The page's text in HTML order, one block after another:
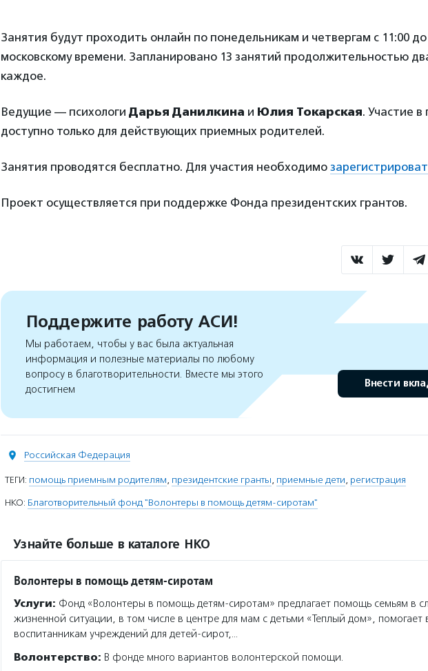
Занятия будут проходить онлайн по понедельникам и четвергам с 11:00 до
московскому времени. Запланировано 13 занятий продолжительностью
каждое.
Ведущие — психологи Дарья Данилкина и Юлия Токарская. Участие в
доступно только для действующих приемных родителей.
Занятия проводятся бесплатно. Для участия необходимо
Проект осуществляется при поддержке Фонда президентских грантов.
Поддержите работу АСИ!
Мы работаем, чтобы у вас была актуальная
информация и полезные материалы по любому
вопросу в благотворительности. Вместе мы этого
достигнем
Внести
Российская Федерация
ТЕГИ: помощь приемным родителям, президентские гранты, приемные дети, регистрация
НКО: Благотворительный фонд "Волонтеры в помощь детям-сиротам"
Узнайте больше в каталоге НКО
Волонтеры в помощь детям-сиротам
Услуги: Фонд «Волонтеры в помощь детям-сиротам» предлагает помощь семьям в
жизненной ситуации, в том числе в центре для мам с детьми «Теплый дом», помогает
воспитанникам учреждений для детей-сирот,…
Волонтерство: В фонде много вариантов волонтерской помощи.